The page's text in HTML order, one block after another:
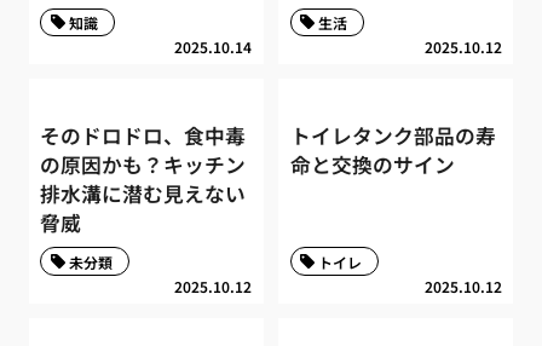
2025.10.14
知識
2025.10.12
生活
そのドロドロ、食中毒
の原因かも？キッチン
排水溝に潜む見えない
脅威
2025.10.12
未分類
トイレタンク部品の寿
命と交換のサイン
2025.10.12
トイレ